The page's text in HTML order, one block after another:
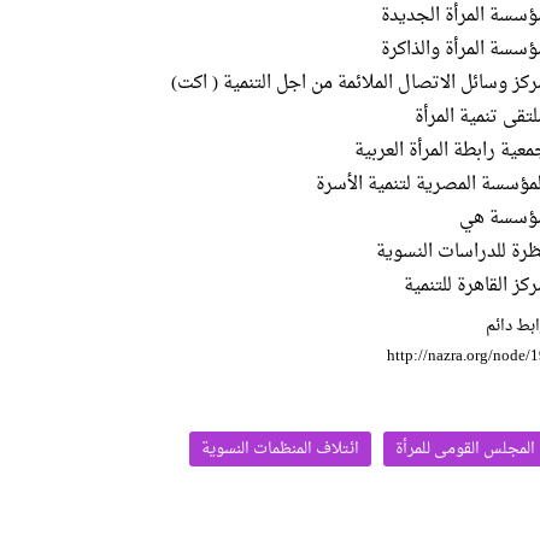
المرأة الجديدة
المرأة والذاكرة
وسائل الاتصال الملائمة من اجل التنمية ( اكت)
تنمية المرأة
رابطة المرأة العربية
المصرية لتنمية الأسرة
هي
للدراسات النسوية
القاهرة للتنمية
دائم
http://nazra.org/node/
المجلس القومى للمرأة ائتلاف المنظمات النسوية